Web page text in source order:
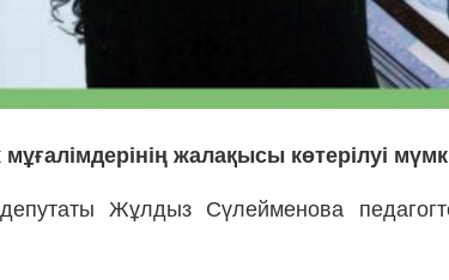
жалақысы көтерілуі
Жұлдыз Сүлейменова